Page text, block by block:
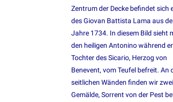
Zentrum der Decke befindet sich
des Giovan Battista Lama aus
Jahre 1734. In diesem Bild sieht
den heiligen Antonino während
Tochter des Sicario, Herzog von
Benevent, vom Teufel befreit. An
seitlichen Wänden finden wir zwei
Gemälde, Sorrent von der Pest